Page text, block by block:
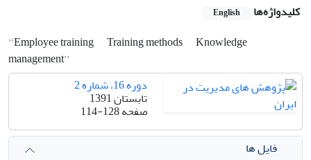
کلیدواژه‌ها English
''Employee training Training methods
Knowledge
management''
دوره 16، شماره 2
تابستان 1391
صفحه114-128
فایل ها